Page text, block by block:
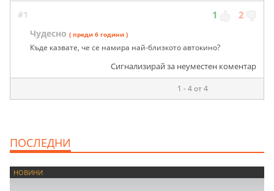
#1 1 2
Чудесно ( преди 6 години )
Къде казвате, че се намира най-близкото автокино?
Сигнализирай за неуместен коментар
1 - 4 от 4
ПОСЛЕДНИ
НОВИНИ